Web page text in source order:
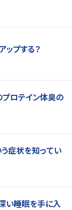
プする？
プロテイン体臭の
症状を知ってい
い睡眠を手に入